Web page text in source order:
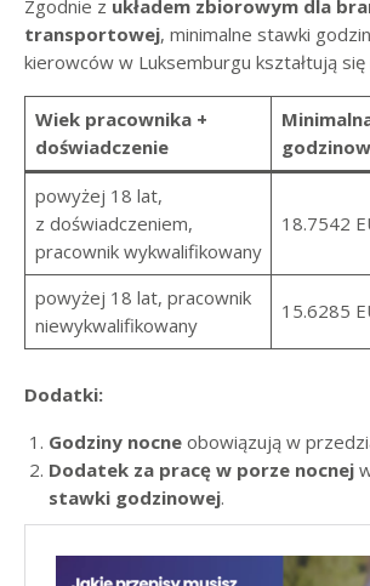
Zgodnie z układem zbiorowym dla
transportowej, minimalne stawki
kierowców w Luksemburgu kształtują się
Wiek pracownika +
doświadczenie
powyżej 18 lat,
z doświadczeniem,
pracownik wykwalifikowany
18.7542
powyżej 18 lat, pracownik
niewykwalifikowany
15.6285
Dodatki:
Godziny nocne obowiązują w
Dodatek za pracę w porze nocnej
stawki godzinowej.